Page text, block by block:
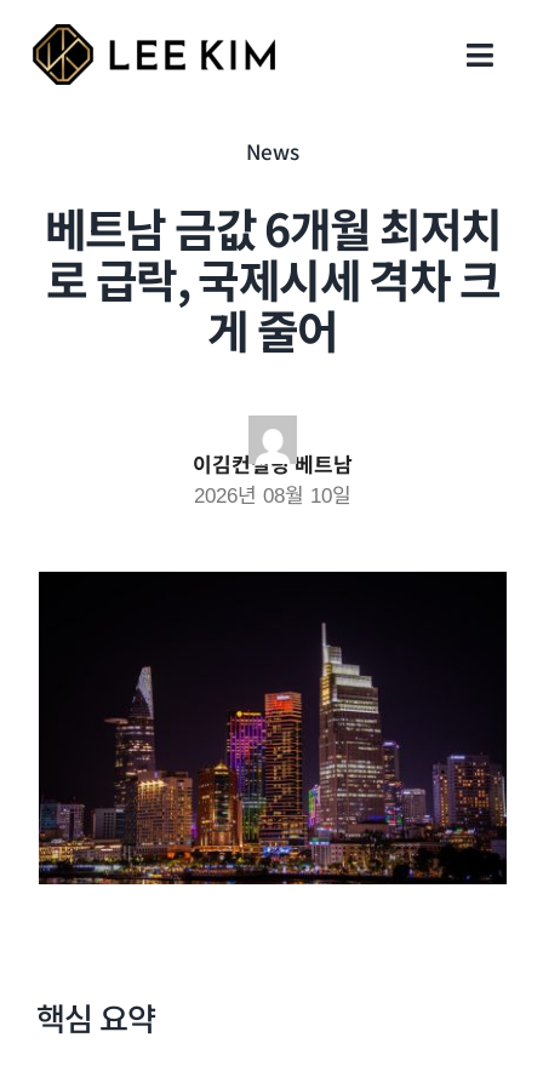
content
회사 설립
행정 업무
지원 업무
인사이트
News
베트남 금값 6개월 최저치
로 급락, 국제시세 격차 크
게 줄어
이김컨설팅 베트남
2026년 08월 10일
핵심 요약